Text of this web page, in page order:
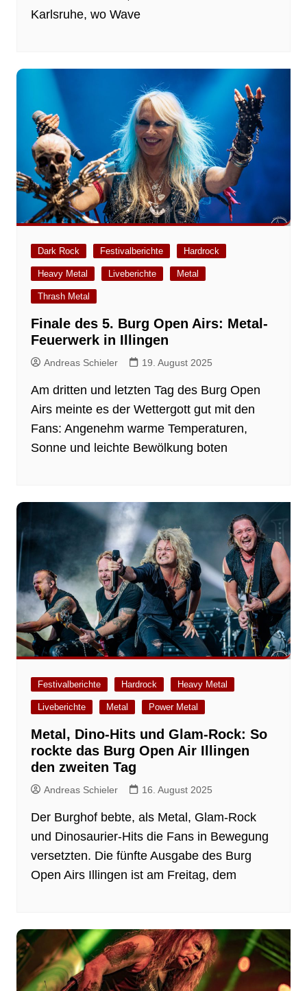
Karlsruhe, wo Wave
Dark Rock Festivalberichte Hardrock
Heavy Metal Liveberichte Metal
Thrash Metal
Finale des 5. Burg Open Airs: Metal-
Feuerwerk in Illingen
Andreas Schieler 19. August 2025
Am dritten und letzten Tag des Burg Open
Airs meinte es der Wettergott gut mit den
Fans: Angenehm warme Temperaturen,
Sonne und leichte Bewölkung boten
Festivalberichte Hardrock Heavy Metal
Liveberichte Metal Power Metal
Metal, Dino-Hits und Glam-Rock: So
rockte das Burg Open Air Illingen
den zweiten Tag
Andreas Schieler 16. August 2025
Der Burghof bebte, als Metal, Glam-Rock
und Dinosaurier-Hits die Fans in Bewegung
versetzten. Die fünfte Ausgabe des Burg
Open Airs Illingen ist am Freitag, dem